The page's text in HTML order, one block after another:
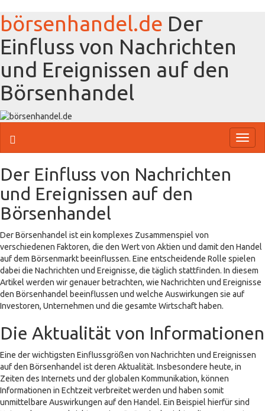
börsenhandel.de Der
Einfluss von Nachrichten
und Ereignissen auf den
Börsenhandel
Der Einfluss von Nachrichten
und Ereignissen auf den
Börsenhandel
Der Börsenhandel ist ein komplexes Zusammenspiel von
verschiedenen Faktoren, die den Wert von Aktien und damit den Handel
auf dem Börsenmarkt beeinflussen. Eine entscheidende Rolle spielen
dabei die Nachrichten und Ereignisse, die täglich stattfinden. In diesem
Artikel werden wir genauer betrachten, wie Nachrichten und Ereignisse
den Börsenhandel beeinflussen und welche Auswirkungen sie auf
Investoren, Unternehmen und die gesamte Wirtschaft haben.
Die Aktualität von Informationen
Eine der wichtigsten Einflussgrößen von Nachrichten und Ereignissen
auf den Börsenhandel ist deren Aktualität. Insbesondere heute, in
Zeiten des Internets und der globalen Kommunikation, können
Informationen in Echtzeit verbreitet werden und haben somit
unmittelbare Auswirkungen auf den Handel. Ein Beispiel hierfür sind